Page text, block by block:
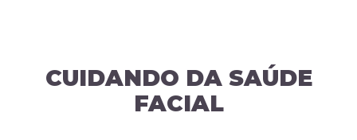
CUIDANDO DA SAÚDE
FACIAL